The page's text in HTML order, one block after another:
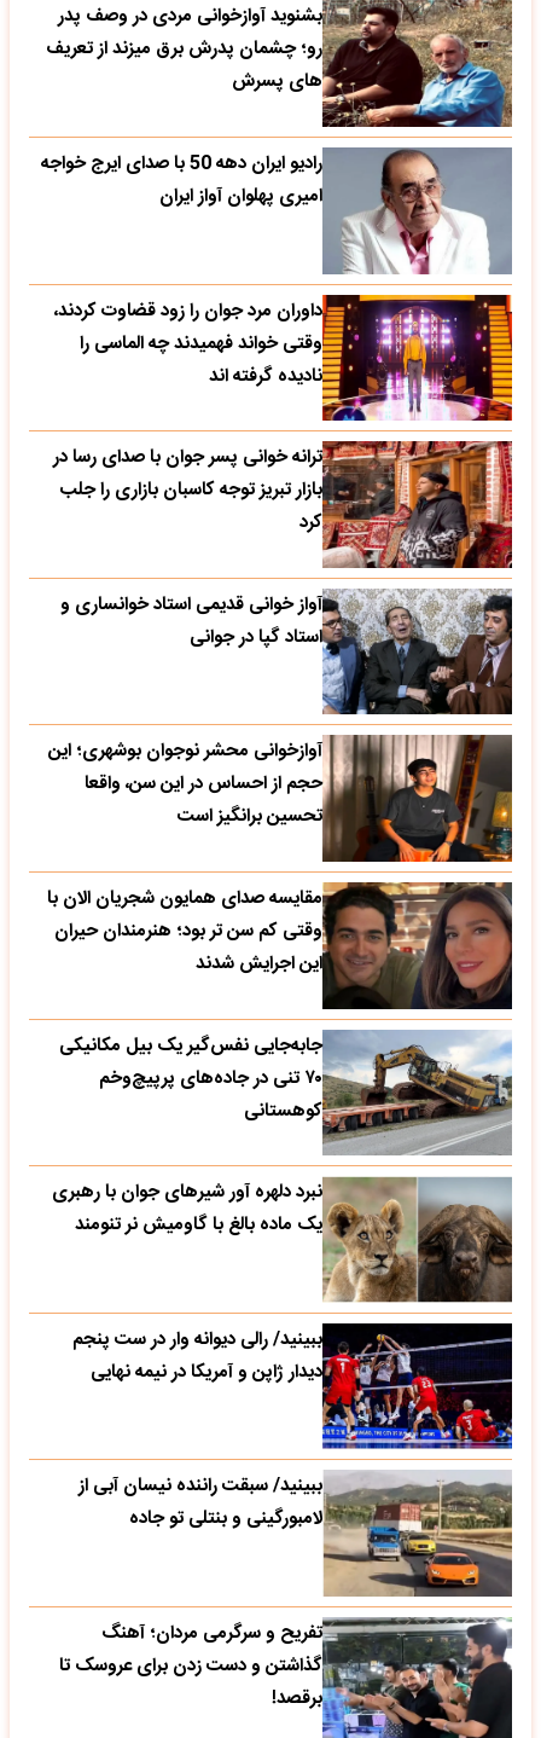
بشنوید آوازخوانی مردی در وصف پدر
رو؛ چشمان پدرش برق میزند از تعریف
های پسرش
رادیو ایران دهه 50 با صدای ایرج خواجه
امیری پهلوان آواز ایران
داوران مرد جوان را زود قضاوت کردند،
وقتی خواند فهمیدند چه الماسی را
نادیده گرفته اند
ترانه خوانی پسر جوان با صدای رسا در
بازار تبریز توجه کاسبان بازاری را جلب
کرد
آواز خوانی قدیمی استاد خوانساری و
استاد گپا در جوانی
آوازخوانی محشر نوجوان بوشهری؛ این
حجم از احساس در این سن، واقعا
تحسین‌ برانگیز است
مقایسه صدای همایون شجریان الان با
وقتی کم سن تر بود؛ هنرمندان حیران
این اجرایش شدند
جابه‌جایی نفس‌گیر یک بیل مکانیکی
۷۰ تنی در جاده‌های پرپیچ‌وخم
کوهستانی
نبرد دلهره آور شیرهای جوان با رهبری
یک ماده بالغ با گاومیش نر تنومند
ببینید/ رالی دیوانه وار در ست پنجم
دیدار ژاپن و آمریکا در نیمه نهایی
ببینید/ سبقت راننده نیسان آبی از
لامبورگینی و بنتلی تو جاده
تفریح و سرگرمی مردان؛ آهنگ
گذاشتن و دست زدن برای عروسک تا
برقصد!